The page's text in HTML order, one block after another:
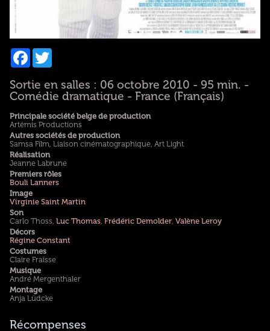
Facebook
Twitter
Sortie en salles : 06 octobre 2010 - 95 min. -
Comédie dramatique - France (Français)
Principale société belge de production
Artémis Productions
Autres sociétés de production
Samsa Film, Liaison cinématographique, Art Light
Réalisation
Jeanne Labrune
Premiers rôles
Bouli Lanners
Image
Virginie Saint Martin
Son
Carlo Thoss, Luc Thomas, Frédéric Demolder, Valène Leroy
Décors
Régine Constant
Costumes
Claire Fraïsse
Musique
André Mergenthaler
Montage
Anja Lüdcke
Récompenses